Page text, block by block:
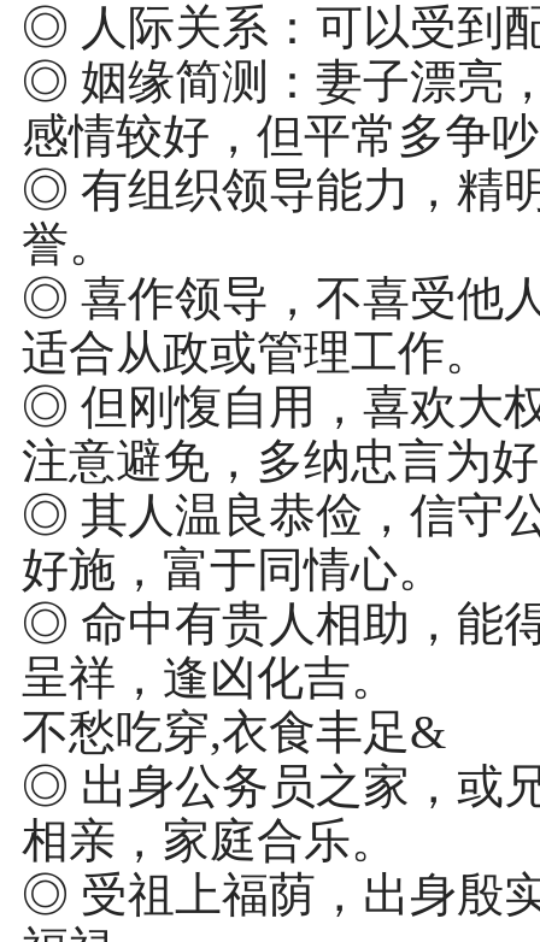
◎ 人际关系：可以受到
◎ 姻缘简测：妻子漂亮
感情较好，但平常多争
◎ 有组织领导能力，精
誉。
◎ 喜作领导，不喜受他
适合从政或管理工作。
◎ 但刚愎自用，喜欢大
注意避免，多纳忠言为
◎ 其人温良恭俭，信守
好施，富于同情心。
◎ 命中有贵人相助，能
呈祥，逢凶化吉。
不愁吃穿,衣食丰足&
◎ 出身公务员之家，或
相亲，家庭合乐。
◎ 受祖上福荫，出身殷